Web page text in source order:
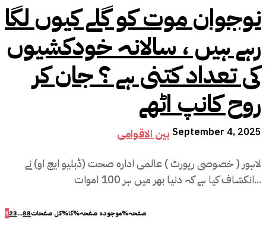
نوجوان موت کو گلے کیوں لگا
رہے ہیں ، سالانہ خودکشیوں
کی تعداد کتنی ہے ؟ جان کر
روح کانپ اٹھے
بین الاقوامی September 4, 2025
لاہور ( خصوصی رپورٹ ) عالمی ادارہ صحت (ڈبلیو ایچ او) نے
انکشاف کیا ہے کہ دنیا بھر میں ہر 100 اموات...
123...88صفحہ%موجودہ صفحہ%کا%کل صفحات